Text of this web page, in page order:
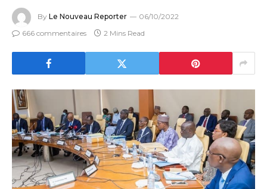
By Le Nouveau Reporter
06/10/2022
666 commentaires
2 Mins Read